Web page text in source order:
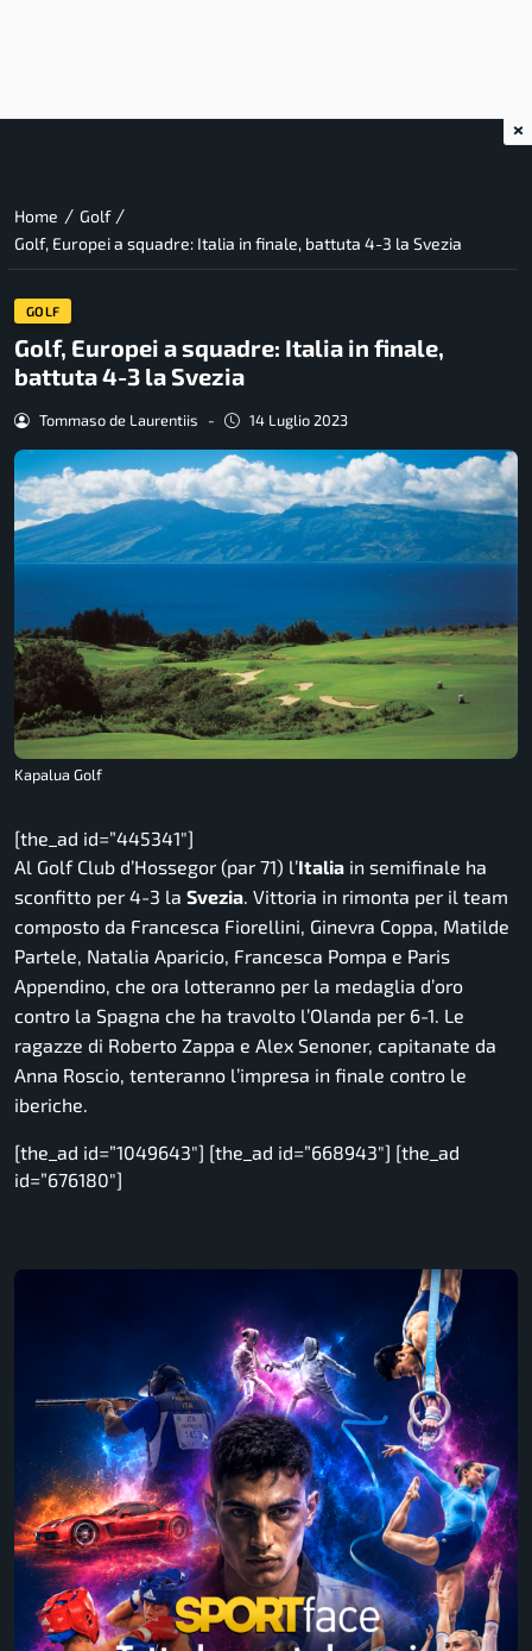
Home / Golf /
Golf, Europei a squadre: Italia in finale, battuta 4-3 la Svezia
GOLF
Golf, Europei a squadre: Italia in finale,
battuta 4-3 la Svezia
Tommaso de Laurentiis - 14 Luglio 2023
Kapalua Golf
[the_ad id=”445341″]
Al Golf Club d’Hossegor (par 71) l’Italia in semifinale ha
sconfitto per 4-3 la Svezia. Vittoria in rimonta per il team
composto da Francesca Fiorellini, Ginevra Coppa, Matilde
Partele, Natalia Aparicio, Francesca Pompa e Paris
Appendino, che ora lotteranno per la medaglia d’oro
contro la Spagna che ha travolto l’Olanda per 6-1. Le
ragazze di Roberto Zappa e Alex Senoner, capitanate da
Anna Roscio, tenteranno l’impresa in finale contro le
iberiche.
[the_ad id=”1049643″] [the_ad id=”668943″] [the_ad
id=”676180″]
×